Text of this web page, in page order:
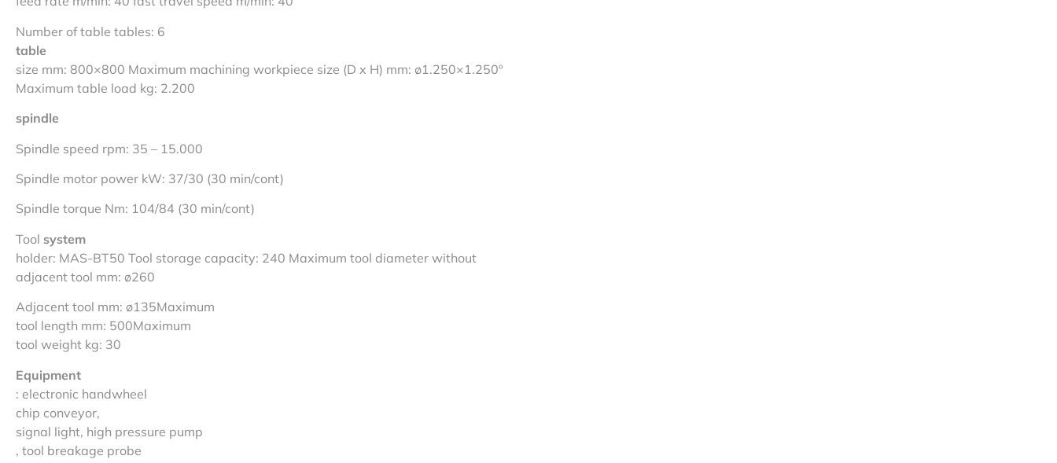
Number of table tables: 6
table
size mm: 800×800 Maximum machining workpiece size (D x H) mm: ø1.250×1.250º
Maximum table load kg: 2.200
spindle
Spindle speed rpm: 35 – 15.000
Spindle motor power kW: 37/30 (30 min/cont)
Spindle torque Nm: 104/84 (30 min/cont)
Tool system
holder: MAS-BT50 Tool storage capacity: 240 Maximum tool diameter without
adjacent tool mm: ø260
Adjacent tool mm: ø135Maximum
tool length mm: 500Maximum
tool weight kg: 30
Equipment
: electronic handwheel
chip conveyor,
signal light, high pressure pump
, tool breakage probe